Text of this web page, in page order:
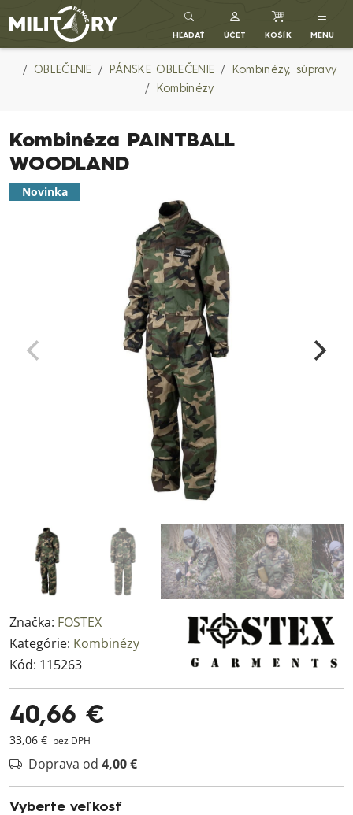
Army shop MILITARY RANGE SK
HĽADAŤ ÚČET KOŠÍK MENU
OBLEČENIE PÁNSKE OBLEČENIE
Kombinézy, súpravy
Kombinézy
Kombinéza PAINTBALL
WOODLAND
Novinka
Značka: FOSTEX
Kategórie: Kombinézy
Kód: 115263
40,66 €
33,06 € bez DPH
Doprava od 4,00 €
Vyberte veľkosť